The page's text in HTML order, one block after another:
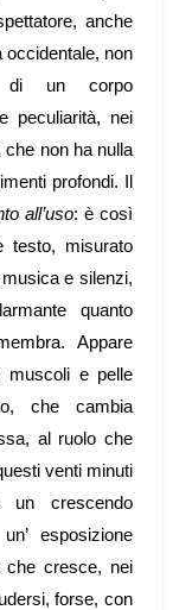
anche
occidentale, non
di un corpo
peculiarità, nei
non ha nulla
profondi. Il
all’uso: è così
testo, misurato
e silenzi,
quanto
Appare
muscoli e pelle
che cambia
al ruolo che
venti minuti
un crescendo
esposizione
che cresce, nei
forse, con